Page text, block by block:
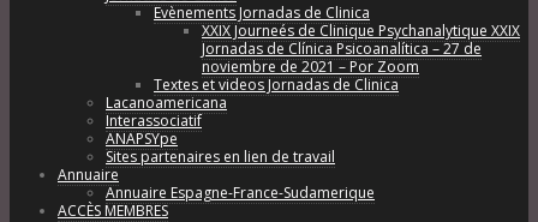
Evènements Jornadas de Clinica
XXIX Journeés de Clinique Psychanalytique XXIX
Jornadas de Clínica Psicoanalítica – 27 de
noviembre de 2021 – Por Zoom
Textes et videos Jornadas de Clinica
Lacanoamericana
Interassociatif
ANAPSYpe
Sites partenaires en lien de travail
Annuaire
Annuaire Espagne-France-Sudamerique
ACCÈS MEMBRES